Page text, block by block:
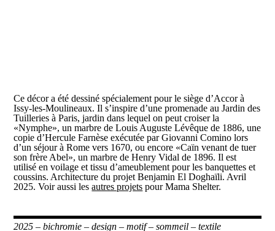
Ce décor a été dessiné spécialement pour le siège d’Accor à
Issy-les-Moulineaux. Il s’inspire d’une promenade au Jardin des
Tuilleries à Paris, jardin dans lequel on peut croiser la
«Nymphe», un marbre de Louis Auguste Lévêque de 1886, une
copie d’Hercule Farnèse exécutée par Giovanni Comino lors
d’un séjour à Rome vers 1670, ou encore «Caïn venant de tuer
son frère Abel», un marbre de Henry Vidal de 1896. Il est
utilisé en voilage et tissu d’ameublement pour les banquettes et
coussins. Architecture du projet Benjamin El Doghaïli. Avril
2025. Voir aussi lesautres projets pour Mama Shelter.
2025 –bichromie –design –motif–sommeil –textile